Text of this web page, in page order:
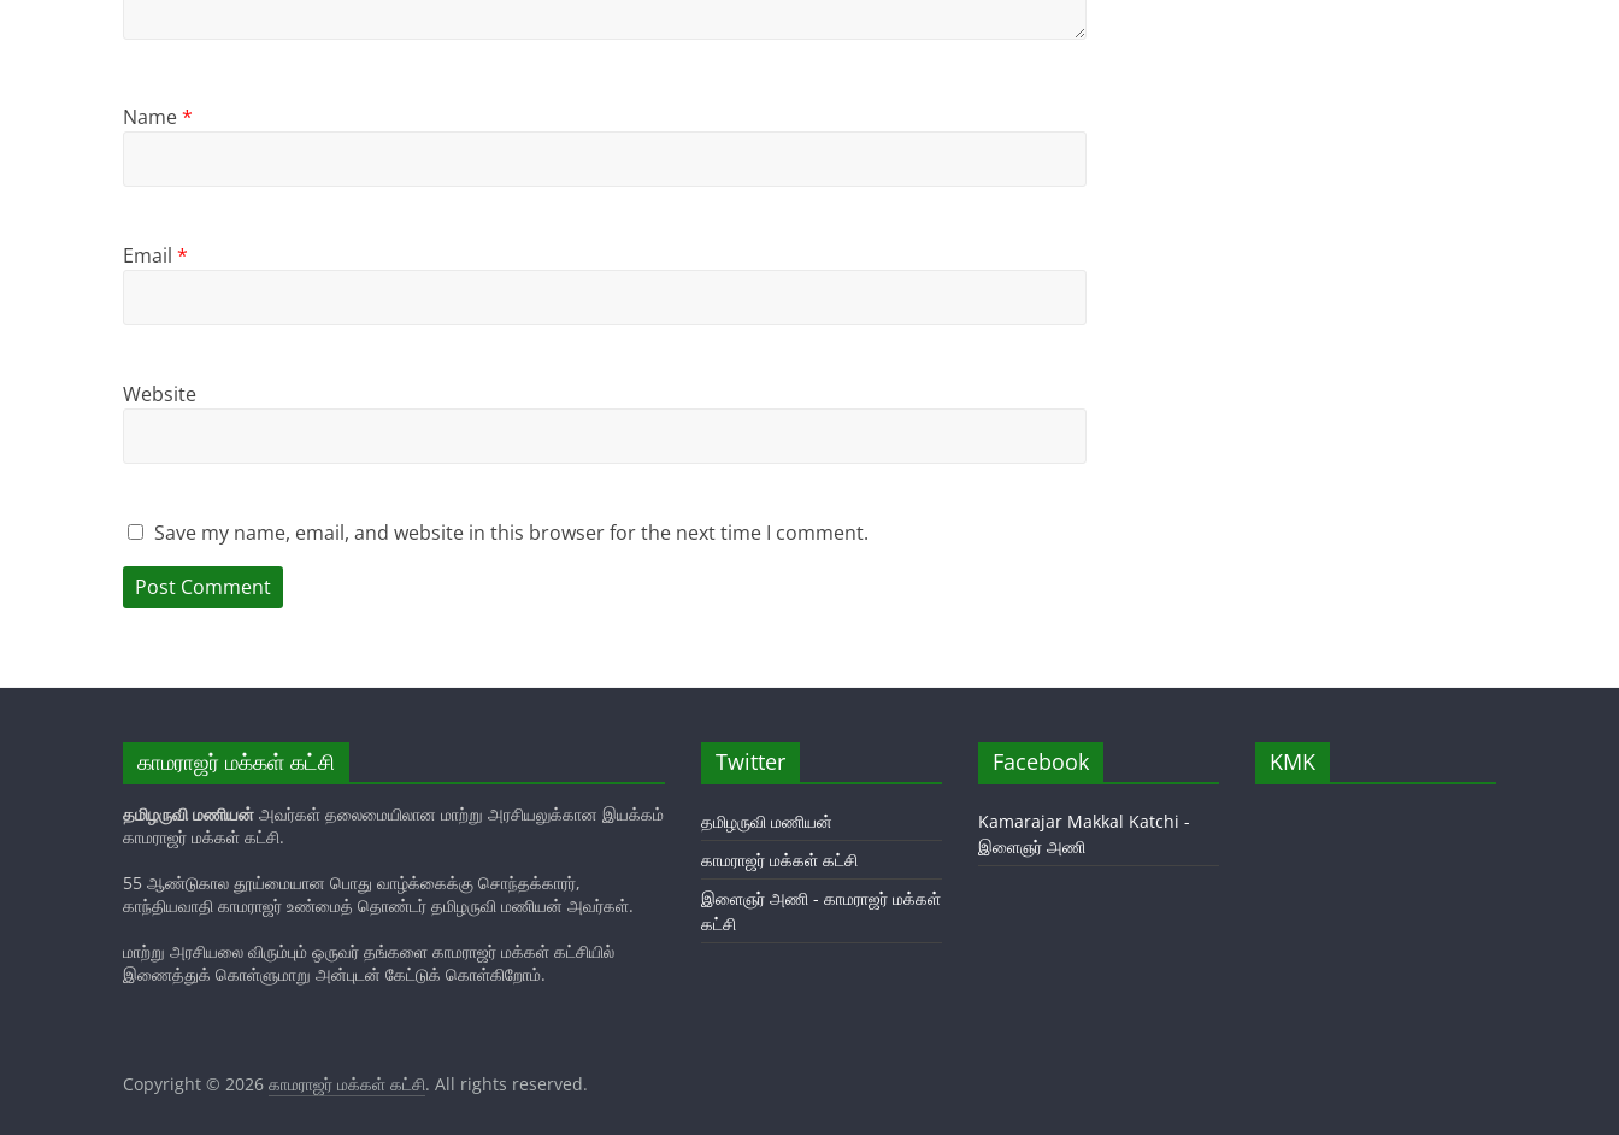
Name*
Email *
Website
Save my name, email, and website in this browser for the next time I comment.
காமராஜர் மக்கள் கட்சி
தமிழருவி மணியன் அவர்கள் தலைமையிலான மாற்று அரசியலுக்கான இயக்கம்
காமராஜர் மக்கள் கட்சி.
55 ஆண்டுகால தூய்மையான பொது வாழ்க்கைக்கு சொந்தக்காரர்,
காந்தியவாதி காமராஜர் உண்மைத் தொண்டர் தமிழருவி மணியன் அவர்கள்.
மாற்று அரசியலை விரும்பும் ஒருவர் தங்களை காமராஜர் மக்கள் கட்சியில்
இணைத்துக் கொள்ளுமாறு அன்புடன் கேட்டுக் கொள்கிறோம்.
Twitter
தமிழருவி மணியன்
காமராஜர் மக்கள் கட்சி
இளைஞர் அணி - காமராஜர் மக்கள்
கட்சி
Facebook
Kamarajar Makkal Katchi -
இளைஞர் அணி
KMK
Copyright © 2026 காமராஜர் மக்கள் கட்சி. All rights reserved.